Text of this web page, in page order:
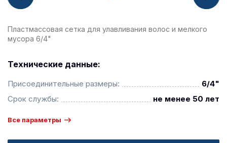
Пластмассовая сетка для улавливания волос и мелкого
мусора 6/4"
Технические данные:
Присоединительные размеры:
6/4"
Срок службы:
не менее 50 лет
Все параметры